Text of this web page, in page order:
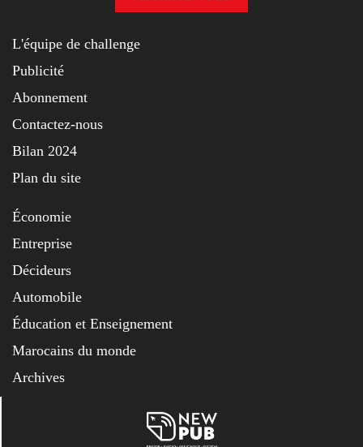
L'équipe de challenge
Publicité
Abonnement
Contactez-nous
Bilan 2024
Plan du site
Économie
Entreprise
Décideurs
Automobile
Éducation et Enseignement
Marocains du monde
Archives